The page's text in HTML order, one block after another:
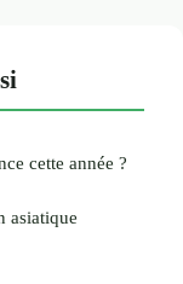
cette année ?
asiatique